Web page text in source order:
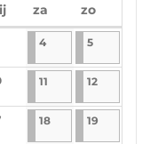
vrijdag
za zaterdag
zozondag
44-7-2026
1 evenement
55-7-2026
1
11 11-7-2026
1 evenement
1212-7-2026
1
1818-7-2026
1 evenement
19